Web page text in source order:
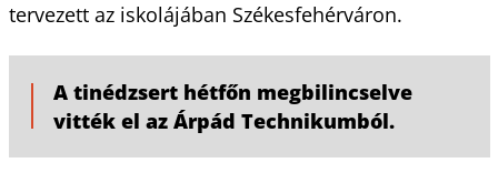
tervezett az iskolájában Székesfehérváron.
A tinédzsert hétfőn megbilincselve
vitték el az Árpád Technikumból.